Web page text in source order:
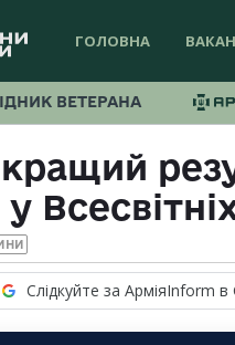
ГОЛОВНА
ВЕТЕРАНА
Слідкуйте за АрміяInform в